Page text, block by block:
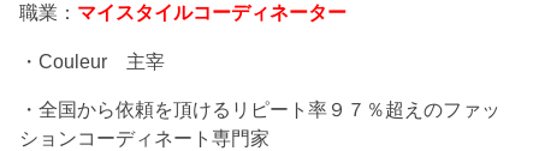
職業： マイスタイルコーディネーター
・Couleur 主宰
・全国から依頼を頂けるリピート率９７％超えのファッ
ションコーディネート専門家